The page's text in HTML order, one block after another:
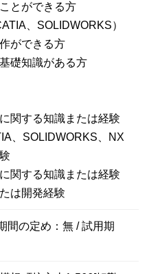
とができる方
、SOLIDWORKS）
ができる方
礎知識がある方
関する知識または経験
、SOLIDWORKS、NX
関する知識または経験
は開発経験
間の定め：無 / 試用期